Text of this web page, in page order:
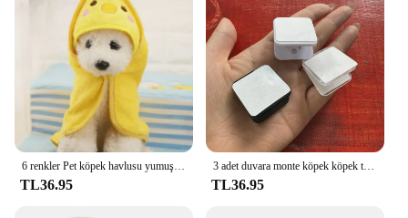
6 renkler Pet köpek havlusu yumuşak kurutma banyo evcil hayvan havlusu köpek kedi Hoodies yavru süper emici bornoz temizlik için gerekli tedarik
TL36.95
3 adet duvara monte köpek köpek tuvalet pedi klip tutucu-stickable plastik malzeme Pet temizlik için-yüksüz, köpekler için uygun
TL36.95